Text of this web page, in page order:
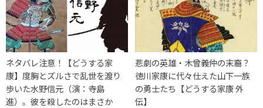
ネタバレ注意！【どうする家
康】度胸とズルさで乱世を渡り
歩いた水野信元（演：寺島
進）。彼を殺したのはまさか
悲劇の英雄・木曾義仲の末裔？
徳川家康に代々仕えた山下一族
の勇士たち【どうする家康 外
伝】